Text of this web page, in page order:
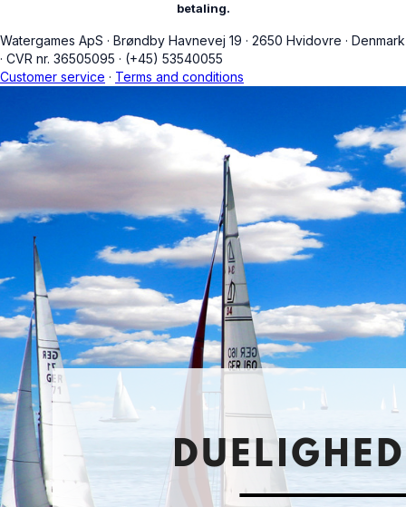
betaling.
Watergames ApS · Brøndby Havnevej 19 · 2650 Hvidovre · Denmark
· CVR nr. 36505095 · (+45) 53540055
Customer service · Terms and conditions